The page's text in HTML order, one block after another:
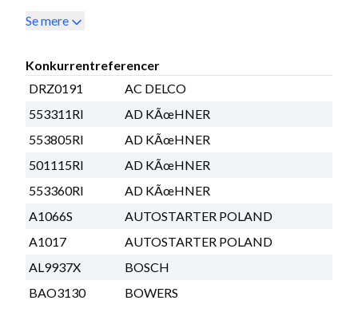
Se mere
Konkurrentreferencer
DRZ0191
AC DELCO
553311RI
AD KÃœHNER
553805RI
AD KÃœHNER
501115RI
AD KÃœHNER
553360RI
AD KÃœHNER
A1066S
AUTOSTARTER POLAND
A1017
AUTOSTARTER POLAND
AL9937X
BOSCH
BAO3130
BOWERS